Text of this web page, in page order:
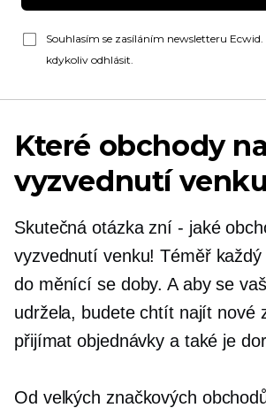
Souhlasím se zasíláním newsletteru
kdykoliv odhlásit.
Které obchody
vyzvednutí
Skutečná otázka zní - jaké
vyzvednutí venku! Téměř každý
do měnící se doby. A aby se
udržela, budete chtít najít nové
přijímat objednávky a také je
Od velkých značkových